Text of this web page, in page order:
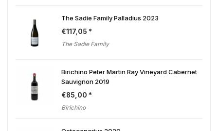
The Sadie Family Palladius 2023
€117,05
The Sadie Family
Birichino Peter Martin Ray Vineyard Cabernet
Sauvignon 2019
€85,00
Birichino